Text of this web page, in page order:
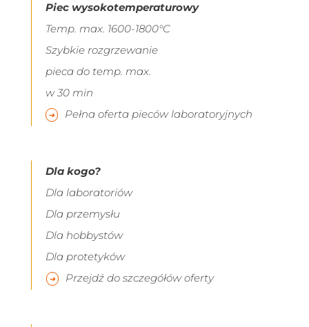
Piec wysokotemperaturowy
Temp. max. 1600-1800°C
Szybkie rozgrzewanie
pieca do temp. max.
w 30 min
Pełna oferta pieców laboratoryjnych
Dla kogo?
Dla laboratoriów
Dla przemysłu
Dla hobbystów
Dla protetyków
Przejdź do szczegółów oferty